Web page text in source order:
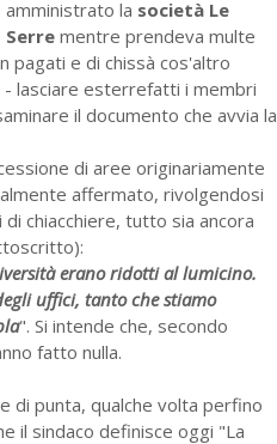
amministrato la società Le
Serre mentre prendeva multe
pagati e di chissà cos'altro
- lasciare esterrefatti i membri
il documento che avvia la
di aree originariamente
affermato, rivolgendosi
chiacchiere, tutto sia ancora
erano ridotti al lumicino.
uffici, tanto che stiamo
". Si intende che, secondo
fatto nulla.
di punta, qualche volta perfino
il sindaco definisce oggi "La